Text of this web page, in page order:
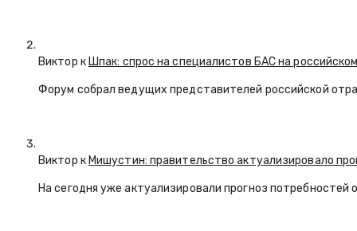
Виктор кШпак: спрос на специалистов БАС на
Форум собрал ведущих представителей российской
Виктор кМишустин: правительство актуализировало
На сегодня уже актуализировали прогноз